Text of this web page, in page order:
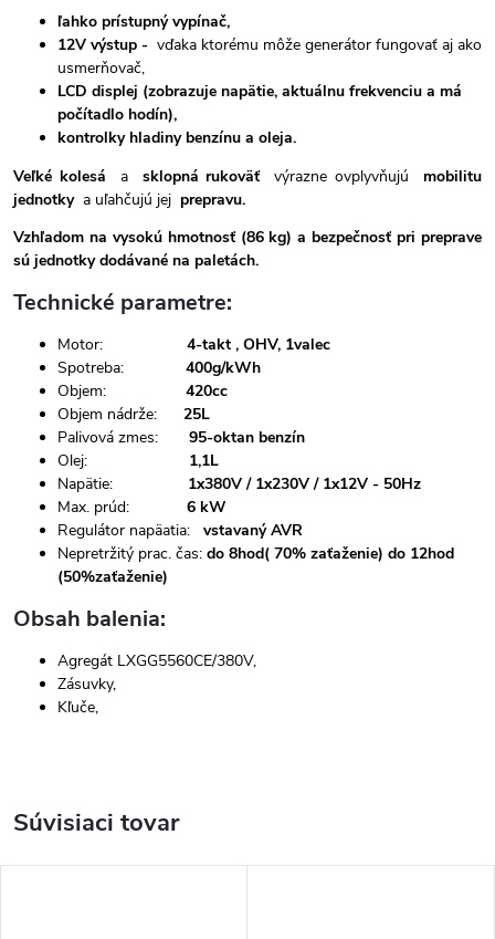
ľahko prístupný vypínač,
12V výstup - vďaka ktorému môže generátor fungovať aj ako
usmerňovač,
LCD displej (zobrazuje napätie, aktuálnu frekvenciu a má
počítadlo hodín),
kontrolky hladiny benzínu a oleja.
Veľké kolesá
a sklopná rukoväťvýrazne ovplyvňujúmobilitu
jednotky a uľahčujú jej prepravu.
Vzhľadom na vysokú hmotnosť (86 kg) a bezpečnosť pri preprave
sú jednotky dodávané na paletách.
Technické parametre:
Motor: 4-takt , OHV, 1valec
Spotreba: 400g/kWh
Objem: 420cc
Objem nádrže: 25L
Palivová zmes: 95-oktan benzín
Olej: 1,1L
Napätie:
1x380V / 1x230V / 1x12V - 50Hz
Max. prúd: 6 kW
Regulátor napäatia: vstavaný AVR
Nepretržitý prac. čas: do 8hod( 70% zaťaženie) do 12hod
(50%zaťaženie)
Obsah balenia:
Agregát LXGG5560CE/380V,
Zásuvky,
Kľuče,
Súvisiaci tovar